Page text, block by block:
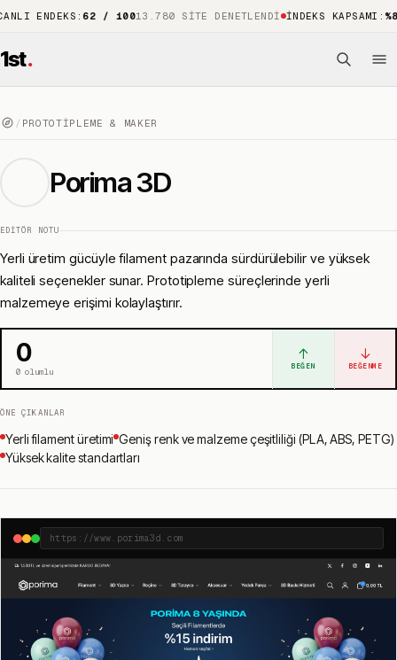
:62 / 100 13.780 SITE DENETLENDI İNDEKS KAPSAMI:%88
1st.
/ PROTOTIPLEME & MAKER
Porima 3D
EDITÖR NOTU
Yerli üretim gücüyle filament pazarında sürdürülebilir ve yüksek
kaliteli seçenekler sunar. Prototipleme süreçlerinde yerli
malzemeye erişimi kolaylaştırır.
0
0olumlu
↑
BEĞEN
↓
BEĞENME
ÖNE ÇIKANLAR
Yerli filament üretimi Geniş renk ve malzeme çeşitliliği (PLA, ABS, PETG)
Yüksek kalite standartları
https://www.porima3d.com